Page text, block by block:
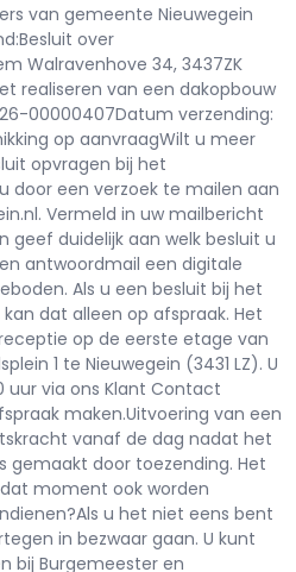
van gemeente Nieuwegein
over
Walravenhove 34, 3437ZK
realiseren van een dakopbouw
00000407Datum verzending:
op aanvraagWilt u meer
opvragen bij het
door een verzoek te mailen aan
Vermeld in uw mailbericht
duidelijk aan welk besluit u
antwoordmail een digitale
Als u een besluit bij het
dat alleen op afspraak. Het
op de eerste etage van
1 te Nieuwegein (3431 LZ). U
uur via ons Klant Contact
maken.Uitvoering van een
vanaf de dag nadat het
gemaakt door toezending. Het
moment ook worden
u het niet eens bent
in bezwaar gaan. U kunt
bij Burgemeester en